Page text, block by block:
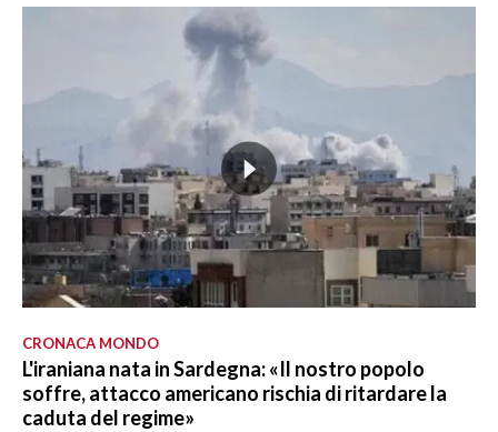
CRONACA MONDO
L'iraniana nata in Sardegna: «Il nostro popolo
soffre, attacco americano rischia di ritardare la
caduta del regime»